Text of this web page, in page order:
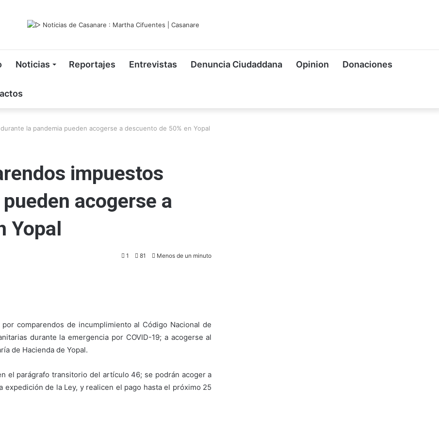
Noticias Reportajes Entrevistas Denuncia Ciudaddana Opinion Donaciones
la pandemia pueden acogerse a descuento de 50% en Yopal
impuestos
acogerse a
Yopal
1 81 Menos de un minuto
comparendos de incumplimiento al Código Nacional de
durante la emergencia por COVID-19; a acogerse al
de Hacienda de Yopal.
el parágrafo transitorio del artículo 46; se podrán acoger a
de la Ley, y realicen el pago hasta el próximo 25